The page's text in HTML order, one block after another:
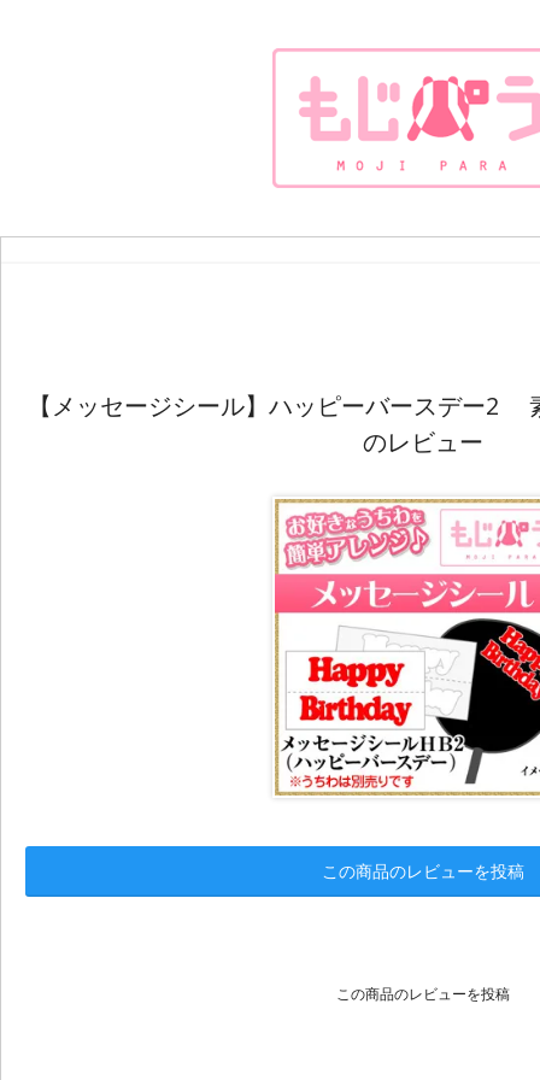
【メッセージシール】ハッピーバースデー2
のレビュー
この商品のレビューを投稿
この商品のレビューを投稿